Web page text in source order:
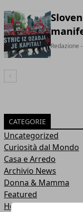
Redazione
Articolo Precedente
CATEGORIE
Uncategorized
Curiosità dal Mondo
Casa e Arredo
Archivio News
Donna & Mamma
Featured
Hobby e Fai Da Te